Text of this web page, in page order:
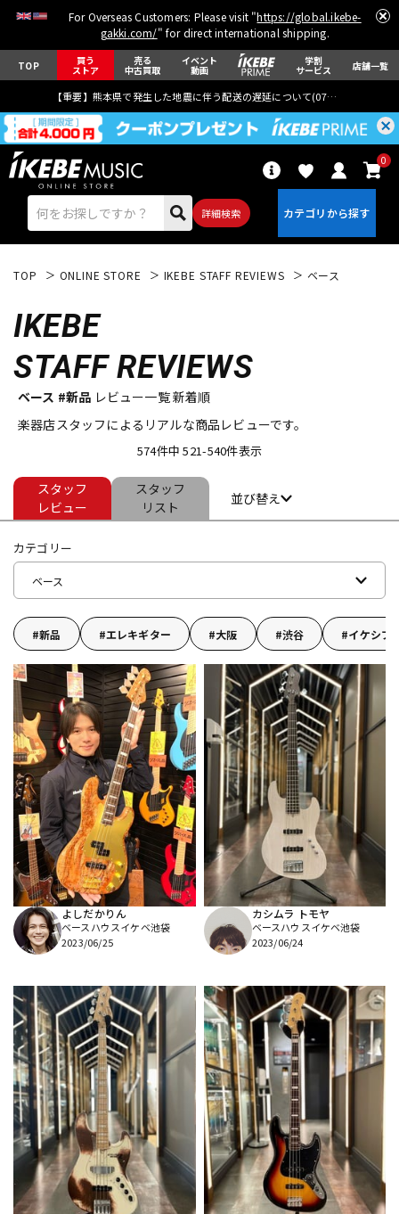
For Overseas Customers: Please visit "https://global.ikebe-
gakki.com/" for direct international shipping.
TOP 買う
ストア
売る
中古買取
イベント
動画
学割
サービス 店舗一覧
【重要】熊本県で発生した地震に伴う配送の遅延について(07月29日
詳細検索
0
エレキギター
ベース ウクレレ
ドラム パーカッション
管楽器 その他楽器
アンプ エフェクター
DJ機器 DTM
DTM オンライン納品 レコーディング機器
配信/ライブ機器 楽器アクセサリ
中古 ヴィンテージ
TOP ONLINE STORE IKEBE STAFF REVIEWS ベース
IKEBE
STAFF REVIEWS
ベース #新品 レビュー一覧 新着順
楽器店スタッフによるリアルな商品レビューです。
574件中 521-540件表示
スタッフ
レビュー
スタッフ
リスト
並び替え
カテゴリー
ベース
新品 エレキギター 大阪 渋谷 イケシブ
よしだかりん
ベースハウスイケベ池袋
2023/06/25
カシムラ トモヤ
ベースハウスイケベ池袋
2023/06/24